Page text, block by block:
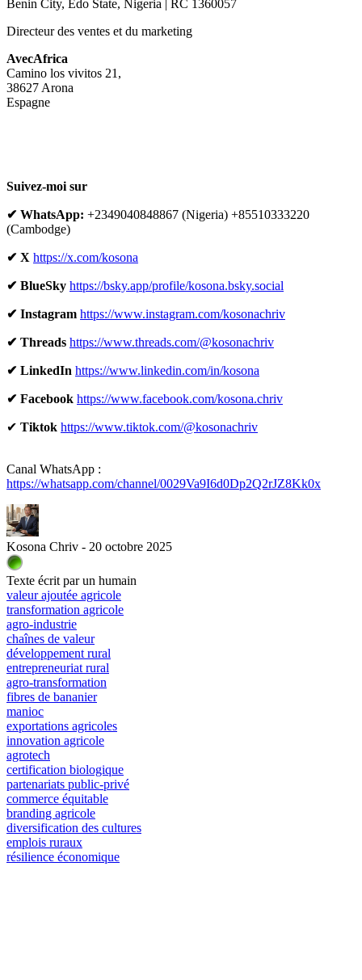
Benin City, Edo State, Nigeria | RC 1360057
Directeur des ventes et du marketing
AvecAfrica
Camino los vivitos 21,
38627 Arona
Espagne
Suivez-moi sur
✔ WhatsApp: +2349040848867 (Nigeria) +85510333220
(Cambodge)
✔ X https://x.com/kosona
✔ BlueSky https://bsky.app/profile/kosona.bsky.social
✔ Instagram https://www.instagram.com/kosonachriv
✔ Threads https://www.threads.com/@kosonachriv
✔ LinkedIn https://www.linkedin.com/in/kosona
✔ Facebook https://www.facebook.com/kosona.chriv
✔ Tiktok https://www.tiktok.com/@kosonachriv
Canal WhatsApp :
https://whatsapp.com/channel/0029Va9I6d0Dp2Q2rJZ8Kk0x
Kosona Chriv - 20 octobre 2025
Texte écrit par un humain
valeur ajoutée agricole
transformation agricole
agro-industrie
chaînes de valeur
développement rural
entrepreneuriat rural
agro-transformation
fibres de bananier
manioc
exportations agricoles
innovation agricole
agrotech
certification biologique
partenariats public-privé
commerce équitable
branding agricole
diversification des cultures
emplois ruraux
résilience économique